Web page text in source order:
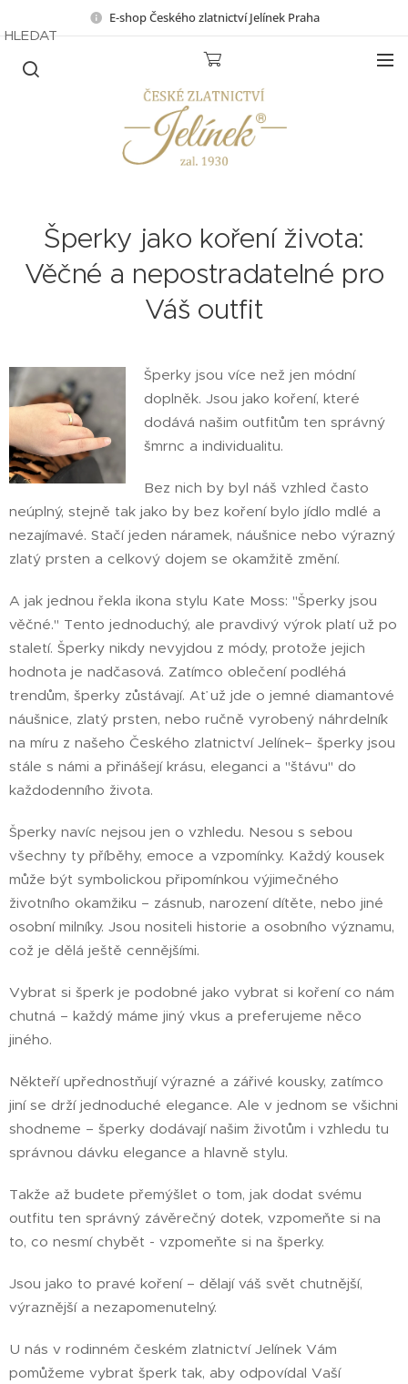
E-shop Českého zlatnictví Jelínek Praha
HLEDAT
Šperky jako koření života:
Věčné a nepostradatelné pro
Váš outfit
Šperky jsou více než jen módní
doplněk. Jsou jako koření, které
dodává našim outfitům ten správný
šmrnc a individualitu.
Bez nich by byl náš vzhled často
neúplný, stejně tak jako by bez koření bylo jídlo mdlé a
nezajímavé. Stačí jeden náramek, náušnice nebo výrazný
zlatý prsten a celkový dojem se okamžitě změní.
A jak jednou řekla ikona stylu Kate Moss: "Šperky jsou
věčné." Tento jednoduchý, ale pravdivý výrok platí už po
staletí. Šperky nikdy nevyjdou z módy, protože jejich
hodnota je nadčasová. Zatímco oblečení podléhá
trendům, šperky zůstávají. Ať už jde o jemné diamantové
náušnice, zlatý prsten, nebo ručně vyrobený náhrdelník
na míru z našeho Českého zlatnictví Jelínek– šperky jsou
stále s námi a přinášejí krásu, eleganci a "štávu" do
každodenního života.
Šperky navíc nejsou jen o vzhledu. Nesou s sebou
všechny ty příběhy, emoce a vzpomínky. Každý kousek
může být symbolickou připomínkou výjimečného
životního okamžiku – zásnub, narození dítěte, nebo jiné
osobní milníky. Jsou nositeli historie a osobního významu,
což je dělá ještě cennějšími.
Vybrat si šperk je podobné jako vybrat si koření co nám
chutná – každý máme jiný vkus a preferujeme něco
jiného.
Někteří upřednostňují výrazné a zářivé kousky, zatímco
jiní se drží jednoduché elegance. Ale v jednom se všichni
shodneme – šperky dodávají našim životům i vzhledu tu
správnou dávku elegance a hlavně stylu.
Takže až budete přemýšlet o tom, jak dodat svému
outfitu ten správný závěrečný dotek, vzpomeňte si na
to, co nesmí chybět - vzpomeňte si na šperky.
Jsou jako to pravé koření – dělají váš svět chutnější,
výraznější a nezapomenutelný.
U nás v rodinném českém zlatnictví Jelínek Vám
pomůžeme vybrat šperk tak, aby odpovídal Vaší